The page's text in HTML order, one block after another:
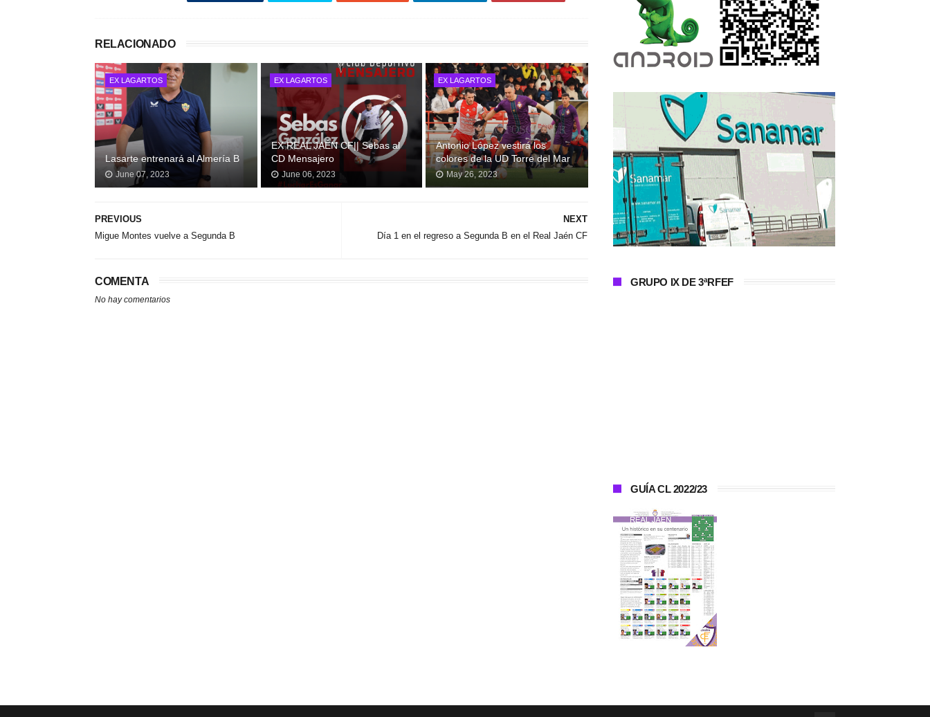
RELACIONADO
EX LAGARTOS
Lasarte entrenará al Almería B
June 07, 2023
EX LAGARTOS
EX REAL JAÉN CF|| Sebas al
CD Mensajero
June 06, 2023
EX LAGARTOS
Antonio López vestirá los
colores de la UD Torre del Mar
May 26, 2023
NEXT
Día 1 en el regreso a Segunda B en el Real Jaén CF
PREVIOUS
Migue Montes vuelve a Segunda B
COMENTA
No hay comentarios
GRUPO IX DE 3ªRFEF
GUÍA CL 2022/23